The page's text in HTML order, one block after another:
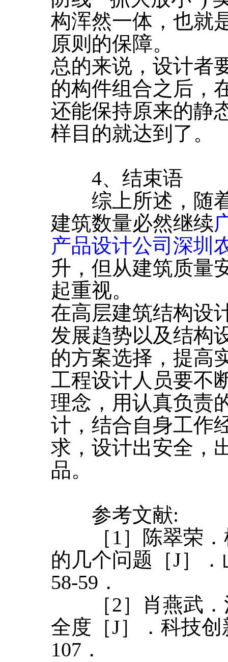
构浑然一体，也就
原则的保障。
总的来说，设计者
的构件组合之后，
还能保持原来的静
样目的就达到了。
4、结束语
综上所述，随着
建筑数量必然继续
产品设计公司深圳
升，但从建筑质量
起重视。
在高层建筑结构设
发展趋势以及结构
的方案选择，提高
工程设计人员要不
理念，用认真负责
计，结合自身工作
求，设计出安全，
品。
参考文献:
［1］陈翠荣．
的几个问题［J］．
58-59．
［2］肖燕武．
全度［J］．科技创
107．